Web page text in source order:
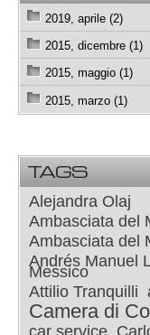
2019, aprile (2)
2015, dicembre (1)
2015, maggio (1)
2015, marzo (1)
TAGS
Alejandra Olaj
Ambasciata del
Ambasciata del
Andrés Manuel
Messico
Attilio Tranquilli
Camera di
car service